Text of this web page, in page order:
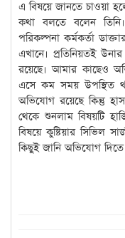
এ বিষয়ে জানতে চাওয়া
কথা বলতে বলেন
পরিকল্পনা কর্মকর্তা
এখানে। প্রতিনিয়তই
রয়েছে। আমার কাছেও
এসে কম সময় উপস্থিত
অভিযোগ রয়েছে কিন্তু
থেকে শুনলাম বিষয়টি
বিষয়ে কুষ্টিয়ার
কিছুই জানি অভিযোগ